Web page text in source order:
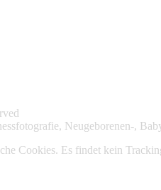
Neugeborenen-,
Cookies. Es findet kein